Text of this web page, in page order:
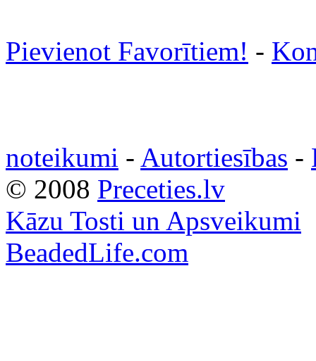
Pievienot Favorītiem! -
noteikumi - Autortiesības -
© 2008 Preceties.lv
Kāzu Tosti un Apsveikumi
BeadedLife.com